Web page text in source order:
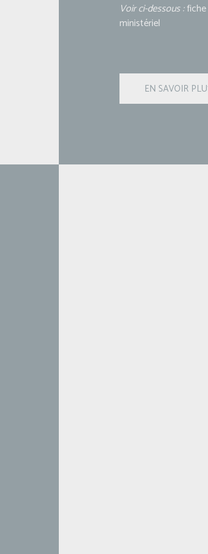
Voir ci-dessous :
ministériel